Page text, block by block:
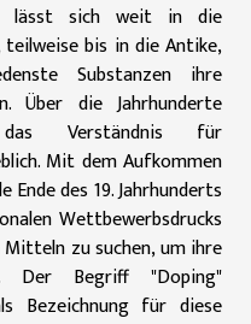
lässt sich weit in die
bis in die Antike,
Substanzen ihre
Über die Jahrhunderte
Verständnis für
Mit dem Aufkommen
Ende des 19. Jahrhunderts
Wettbewerbsdrucks
zu suchen, um ihre
Der Begriff "Doping"
Bezeichnung für diese